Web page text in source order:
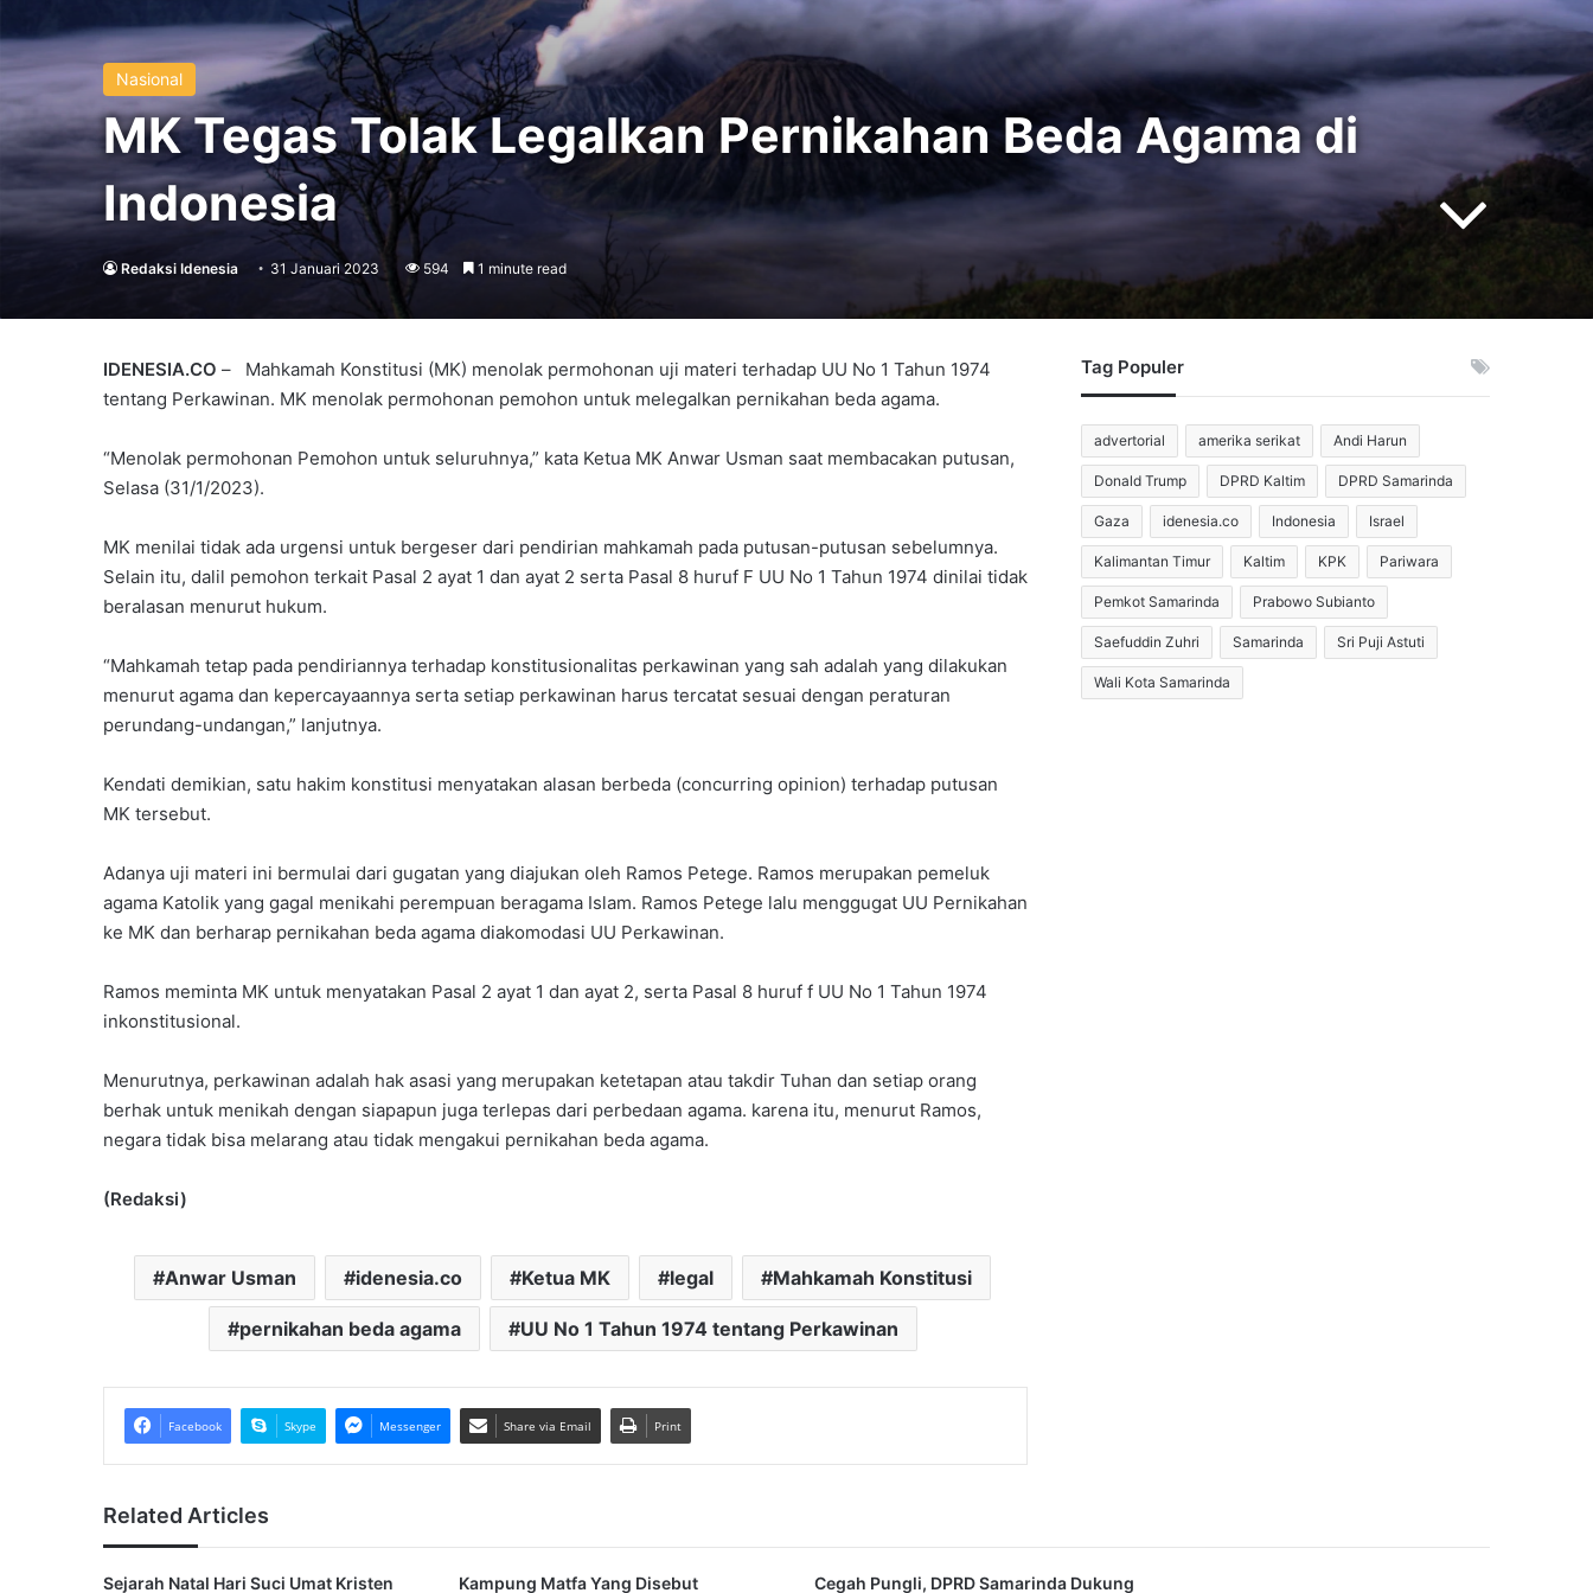
Nasional
MK Tegas Tolak Legalkan Pernikahan Beda Agama di
Indonesia
Redaksi Idenesia 31 Januari 2023 594 1 minute read
IDENESIA.CO – Mahkamah Konstitusi (MK) menolak permohonan uji materi terhadap UU No 1 Tahun 1974
tentang Perkawinan. MK menolak permohonan pemohon untuk melegalkan pernikahan beda agama.
“Menolak permohonan Pemohon untuk seluruhnya,” kata Ketua MK Anwar Usman saat membacakan putusan,
Selasa (31/1/2023).
MK menilai tidak ada urgensi untuk bergeser dari pendirian mahkamah pada putusan-putusan sebelumnya.
Selain itu, dalil pemohon terkait Pasal 2 ayat 1 dan ayat 2 serta Pasal 8 huruf F UU No 1 Tahun 1974 dinilai tidak
beralasan menurut hukum.
“Mahkamah tetap pada pendiriannya terhadap konstitusionalitas perkawinan yang sah adalah yang dilakukan
menurut agama dan kepercayaannya serta setiap perkawinan harus tercatat sesuai dengan peraturan
perundang-undangan,” lanjutnya.
Kendati demikian, satu hakim konstitusi menyatakan alasan berbeda (concurring opinion) terhadap putusan
MK tersebut.
Adanya uji materi ini bermulai dari gugatan yang diajukan oleh Ramos Petege. Ramos merupakan pemeluk
agama Katolik yang gagal menikahi perempuan beragama Islam. Ramos Petege lalu menggugat UU Pernikahan
ke MK dan berharap pernikahan beda agama diakomodasi UU Perkawinan.
Ramos meminta MK untuk menyatakan Pasal 2 ayat 1 dan ayat 2, serta Pasal 8 huruf f UU No 1 Tahun 1974
inkonstitusional.
Menurutnya, perkawinan adalah hak asasi yang merupakan ketetapan atau takdir Tuhan dan setiap orang
berhak untuk menikah dengan siapapun juga terlepas dari perbedaan agama. karena itu, menurut Ramos,
negara tidak bisa melarang atau tidak mengakui pernikahan beda agama.
(Redaksi)
Anwar Usman idenesia.co Ketua MK legal Mahkamah Konstitusi
pernikahan beda agama UU No 1 Tahun 1974 tentang Perkawinan
Facebook Skype Messenger Share via Email Print
Tag Populer
advertorial amerika serikat Andi Harun
Donald Trump DPRD Kaltim DPRD Samarinda
Gaza idenesia.co Indonesia Israel
Kalimantan Timur Kaltim KPK Pariwara
Pemkot Samarinda Prabowo Subianto
Saefuddin Zuhri Samarinda Sri Puji Astuti
Wali Kota Samarinda
Related Articles
Sejarah Natal Hari Suci Umat Kristen Kampung Matfa Yang Disebut Cegah Pungli, DPRD Samarinda Dukung